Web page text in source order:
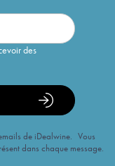
des
de iDealwine. Vous
dans chaque message.